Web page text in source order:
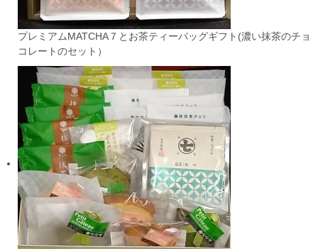
プレミアムMATCHA７とお茶ティーバッグギフト(濃い抹茶のチョ
コレートのセット）